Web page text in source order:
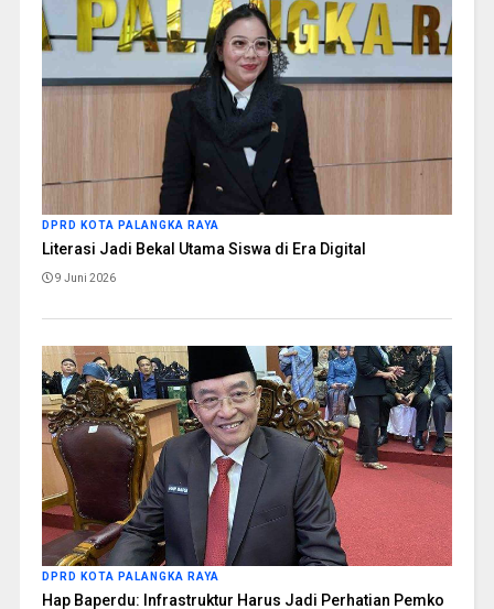
DPRD KOTA PALANGKA RAYA
Literasi Jadi Bekal Utama Siswa di Era Digital
9 Juni 2026
DPRD KOTA PALANGKA RAYA
Hap Baperdu: Infrastruktur Harus Jadi Perhatian Pemko